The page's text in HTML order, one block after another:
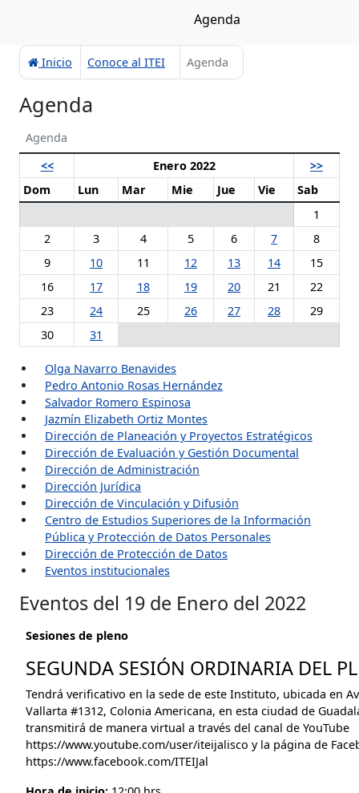
Agenda
Inicio Conoce al ITEI Agenda
Agenda
Agenda
<<
Enero 2022
>>
Dom
Lun Mar Mie Jue Vie
Sab
1
2
3 4 5 6 7
8
9
10 11 12 13 14
15
16
17 18 19 20 21
22
23
24 25 26 27 28
29
30
31
Olga Navarro Benavides
Pedro Antonio Rosas Hernández
Salvador Romero Espinosa
Jazmín Elizabeth Ortiz Montes
Dirección de Planeación y Proyectos Estratégicos
Dirección de Evaluación y Gestión Documental
Dirección de Administración
Dirección Jurídica
Dirección de Vinculación y Difusión
Centro de Estudios Superiores de la Información
Pública y Protección de Datos Personales
Dirección de Protección de Datos
Eventos institucionales
Eventos del 19 de Enero del 2022
Sesiones de pleno
SEGUNDA SESIÓN ORDINARIA DEL
Tendrá verificativo en la sede de este Instituto, ubicada en
Vallarta #1312, Colonia Americana, en esta ciudad de
transmitirá de manera virtual a través del canal de YouTube
https://www.youtube.com/user/iteijalisco y la página de
https://www.facebook.com/ITEIJal